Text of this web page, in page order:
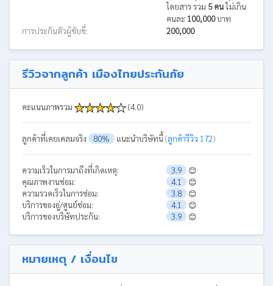
โดยสาร รวม 5 คนไม่เกิน
คนละ 100,000บาท
การประกันตัวผู้ขับขี่:
200,000
รีวิวจากลูกค้า เมืองไทยประกันภัย
คะแนนภาพรวม (4.0)
ลูกค้าที่เคยเคลมจริง 80% แนะนำบริษัทนี้(ลูกค้ารีวิว 172)
ความเร็วในการมาถึงที่เกิดเหตุ: 3.9 😊
คุณภาพงานซ่อม:
4.1
😊
ความรวดเร็วในการซ่อม:
3.8 😊
บริการของอู่/ศูนย์ซ่อม:
4.1
😊
บริการของบริษัทประกัน:
3.9 😊
หมายเหตุ / เงื่อนไข